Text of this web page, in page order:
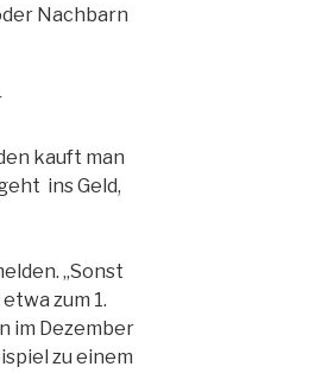
Nachbarn
kauft man
ins Geld,
„Sonst
zum 1.
im Dezember
zu einem